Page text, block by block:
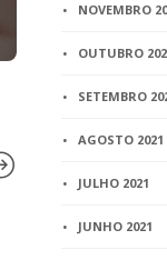
NOVEMBRO
OUTUBRO
SETEMBRO
AGOSTO 2021
JULHO 2021
JUNHO 2021